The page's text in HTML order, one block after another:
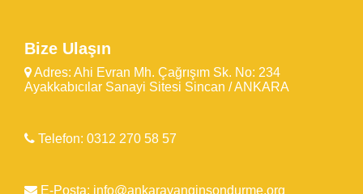
Bize Ulaşın
Adres: Ahi Evran Mh. Çağrışım Sk. No: 234
Ayakkabıcılar Sanayi Sitesi Sincan / ANKARA
Telefon: 0312 270 58 57
E-Posta: info@ankarayanginsondurme.org